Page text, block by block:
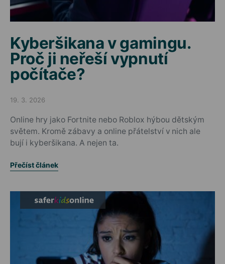
Kyberšikana v gamingu.
Proč ji neřeší vypnutí
počítače?
Posted on
19. 3. 2026
Online hry jako Fortnite nebo Roblox hýbou dětským
světem. Kromě zábavy a online přátelství v nich ale
bují i kyberšikana. A nejen ta.
Přečíst článek